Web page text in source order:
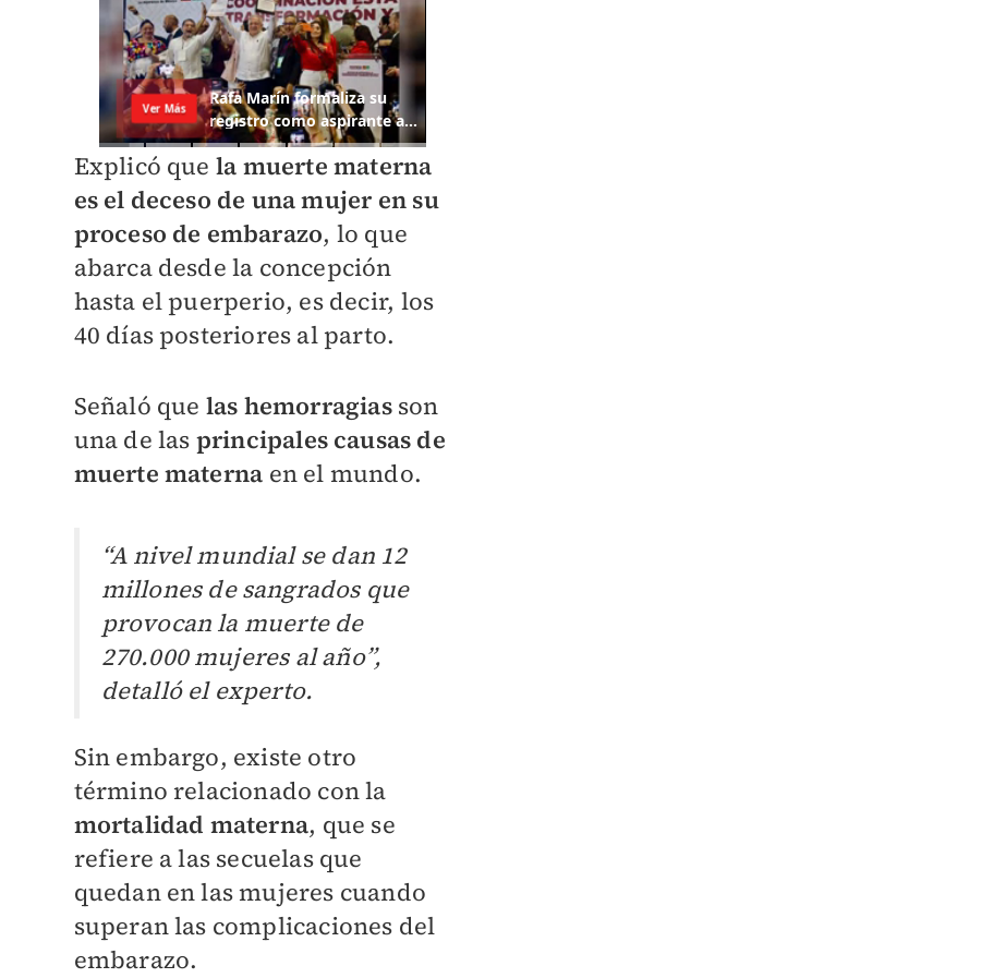
Explicó que la muerte materna
es el deceso de una mujer en su
proceso de embarazo, lo que
abarca desde la concepción
hasta el puerperio, es decir, los
40 días posteriores al parto.
Señaló que las hemorragiasson
una de las principales causas de
muerte materna en el mundo.
“A nivel mundial se dan 12
millones de sangrados que
provocan la muerte de
270.000 mujeres al año”,
detalló el experto.
Sin embargo, existe otro
término relacionado con la
mortalidad materna, que se
refiere a las secuelas que
quedan en las mujeres cuando
superan las complicaciones del
embarazo.